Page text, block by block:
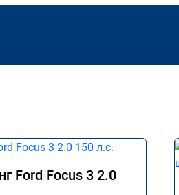
Ford Focus 3 2.0